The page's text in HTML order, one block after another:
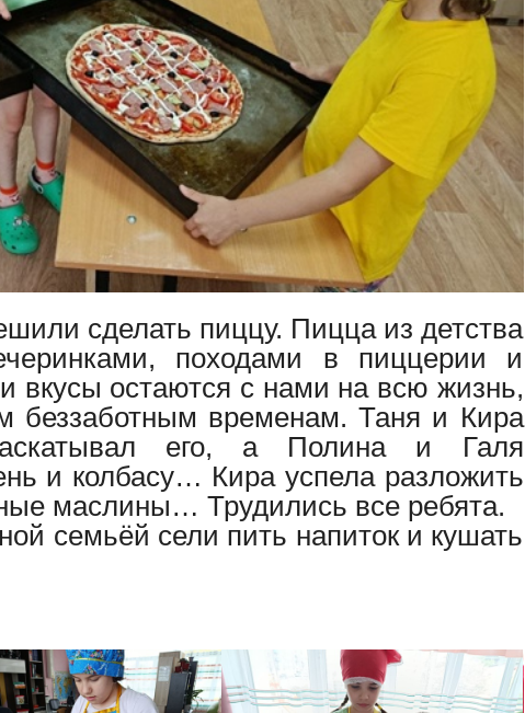
сделать пиццу. Пицца из детства
походами в пиццерии и
остаются с нами на всю жизнь,
беззаботным временам. Таня и Кира
его, а Полина и Галя
и колбасу… Кира успела разложить
маслины… Трудились все ребята.
семьёй сели пить напиток и кушать